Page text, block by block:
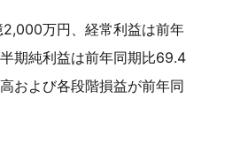
万円、経常利益は前年
期純利益は前年同期比69.4
および各段階損益が前年同